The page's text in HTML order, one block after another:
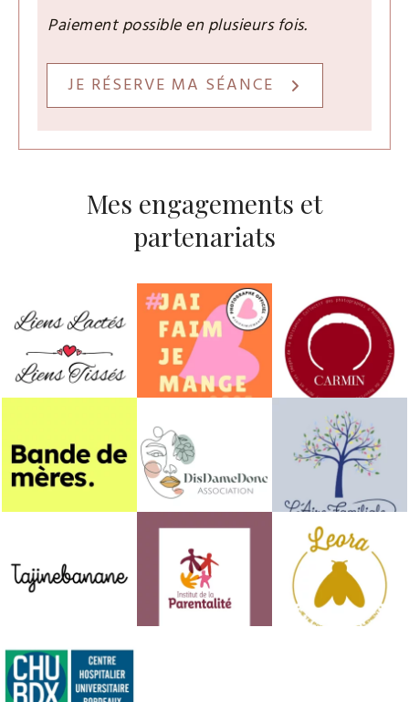
Paiement possible en plusieurs fois.
JE RÉSERVE MA SÉANCE
Mes engagements et
partenariats